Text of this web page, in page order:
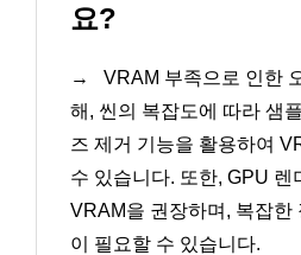
요?
→
VRAM 부족으로 인한
해, 씬의 복잡도에 따라 샘
즈 제거 기능을 활용하여
수 있습니다. 또한, GPU 렌
VRAM을 권장하며, 복잡한
이 필요할 수 있습니다.